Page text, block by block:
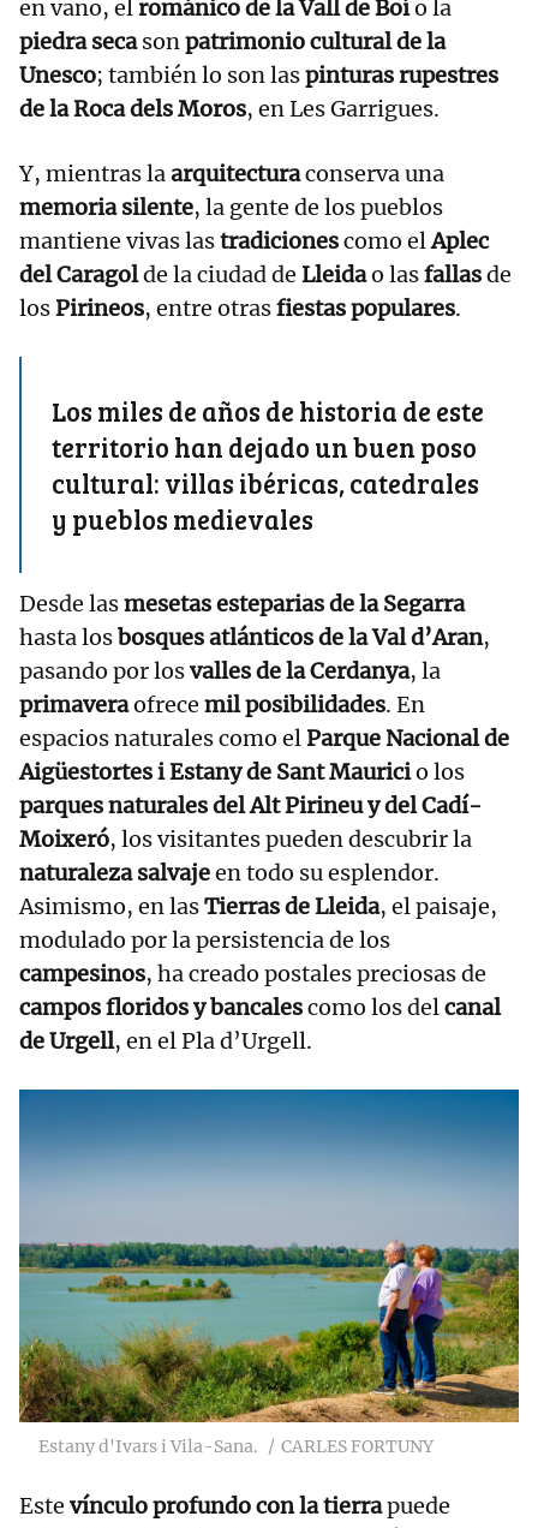
en vano, elrománico de la Vall de Boío la
piedra secasonpatrimonio cultural de la
Unesco; también lo son laspinturas rupestres
de la Roca dels Moros, en Les Garrigues.
Y, mientras laarquitecturaconserva una
memoria silente, la gente de los pueblos
mantiene vivas lastradicionescomo elAplec
del Caragolde la ciudad de Lleidao lasfallasde
losPirineos, entre otrasfiestas populares.
Los miles de años de historia de este
territorio han dejado un buen poso
cultural: villas ibéricas, catedrales
y pueblos medievales
Desde lasmesetas esteparias de la Segarra
hasta losbosques atlánticos de la Val d’Aran,
pasando por losvalles de la Cerdanya, la
primaveraofrece mil posibilidades. En
espacios naturales como elParque Nacional de
Aigüestortes i Estany de Sant Mauricio los
parques naturales del Alt Pirineu y del Cadí-
Moixeró, los visitantes pueden descubrir la
naturaleza salvajeen todo su esplendor.
Asimismo, en lasTierras de Lleida, el paisaje,
modulado por la persistencia de los
campesinos, ha creado postales preciosas de
campos floridos y bancalescomo los delcanal
de Urgell, en el Pla d’Urgell.
Estany d'Ivars i Vila-Sana. CARLES FORTUNY
Este vínculo profundo con la tierrapuede